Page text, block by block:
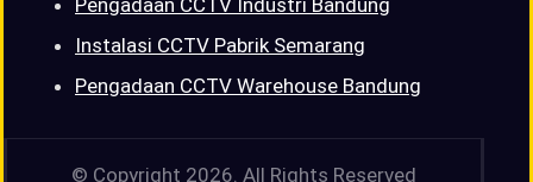
Instalasi CCTV Pabrik Semarang
Pengadaan CCTV Warehouse Bandung
© Copyright 2026. All Rights Reserved